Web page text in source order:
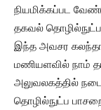
நியமிக்கப்பட
தகவல்
இந்த அவசர
மணியளவில் நாம்
அலுவலகத்தில்
தொழில்நுட்ப